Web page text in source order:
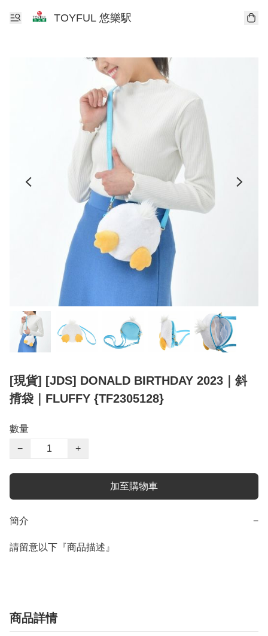
TOYFUL 悠樂駅
[現貨] [JDS] DONALD BIRTHDAY 2023｜斜
揹袋｜FLUFFY {TF2305128}
數量
−
+
加至購物車
簡介 −
請留意以下『商品描述』
商品詳情